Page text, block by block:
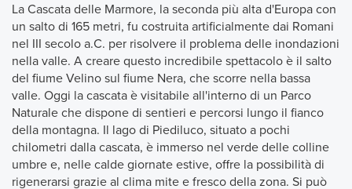
La Cascata delle Marmore, la seconda più alta d'Europa con
un salto di 165 metri, fu costruita artificialmente dai Romani
nel III secolo a.C. per risolvere il problema delle inondazioni
nella valle. A creare questo incredibile spettacolo è il salto
del fiume Velino sul fiume Nera, che scorre nella bassa
valle. Oggi la cascata è visitabile all'interno di un Parco
Naturale che dispone di sentieri e percorsi lungo il fianco
della montagna. Il lago di Piediluco, situato a pochi
chilometri dalla cascata, è immerso nel verde delle colline
umbre e, nelle calde giornate estive, offre la possibilità di
rigenerarsi grazie al clima mite e fresco della zona. Si può